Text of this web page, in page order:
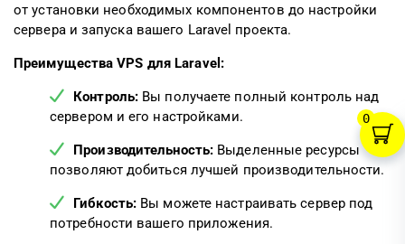
от установки необходимых компонентов до настройки
сервера и запуска вашего Laravel проекта.
Преимущества VPS для Laravel:
Контроль: Вы получаете полный контроль над
сервером и его настройками.
Производительность: Выделенные ресурсы
позволяют добиться лучшей производительности.
Гибкость: Вы можете настраивать сервер под
потребности вашего приложения.
0